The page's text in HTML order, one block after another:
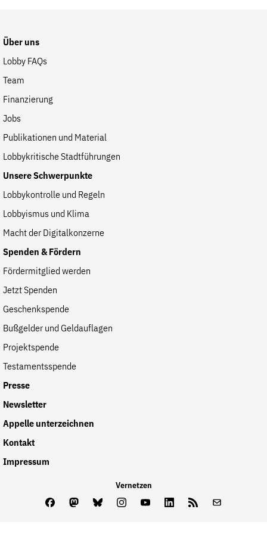
Über uns
Lobby FAQs
Team
Finanzierung
Jobs
Publikationen und Material
Lobbykritische Stadtführungen
Unsere Schwerpunkte
Lobbykontrolle und Regeln
Lobbyismus und Klima
Macht der Digitalkonzerne
Spenden & Fördern
Fördermitglied werden
Jetzt Spenden
Geschenkspende
Bußgelder und Geldauflagen
Projektspende
Testamentsspende
Presse
Newsletter
Appelle unterzeichnen
Kontakt
Impressum
Vernetzen
FacebookMastodon
BlueskyInstagram
YoutubeLinkedInFeed